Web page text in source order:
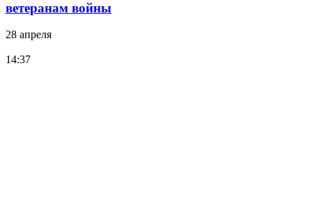
ветеранам войны
28 апреля
14:37